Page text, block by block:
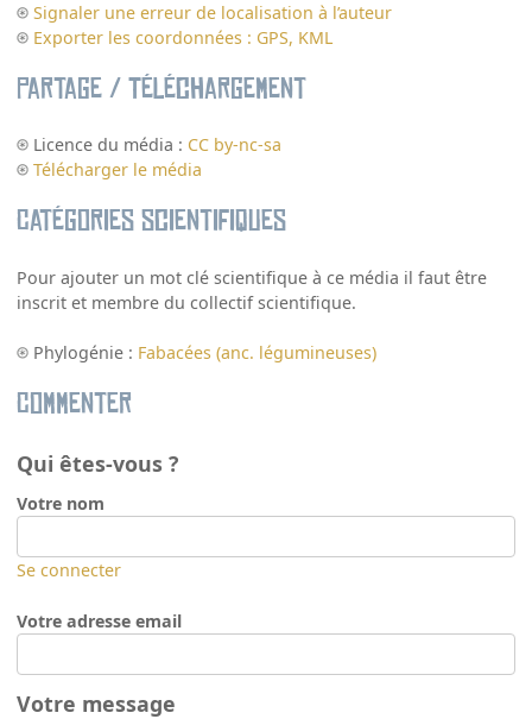
Signaler une erreur de localisation à l’auteur
Exporter les coordonnées : GPS, KML
Partage / Téléchargement
Licence du média : CC by-nc-sa
Télécharger le média
Catégories scientifiques
Pour ajouter un mot clé scientifique à ce média il faut être
inscrit et membre du collectif scientifique.
Phylogénie : Fabacées (anc. légumineuses)
Commenter
Qui êtes-vous ?
Votre nom
Se connecter
Votre adresse email
Votre message